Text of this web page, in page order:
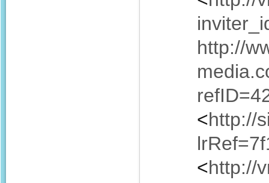
http://
<http://
<http://